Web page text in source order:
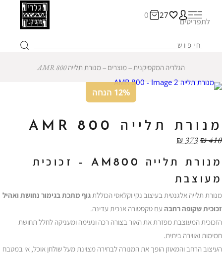
27
0
לתפריטים
הגלריה המקסיקנית ‒מוצרים ‒מנורת תלייה AMR 800
12% הנחה
מנורת תלייה AMR 800
₪410
₪373
מנורת
תלייה AM800 –
זכוכית
מעוצבת
מנורת תלייה אלגנטיתבעיצוב נקי וקלאסי הכוללתגוף מתכתבגימור נחושת ואהיל
זכוכיתשקופהרחבה עם טקסטורה אנכית עדינה.
הזכוכית המעוצבתמפזרתאת האורבצורה רכה ונעימה ומעניקה לחלל תחושת
חמימותואווירה ביתית.
העיצוב הרחבוהמאוזן הופך את המנורה לבחירה מצוינתמעלשולחן אוכל, אי במטבח